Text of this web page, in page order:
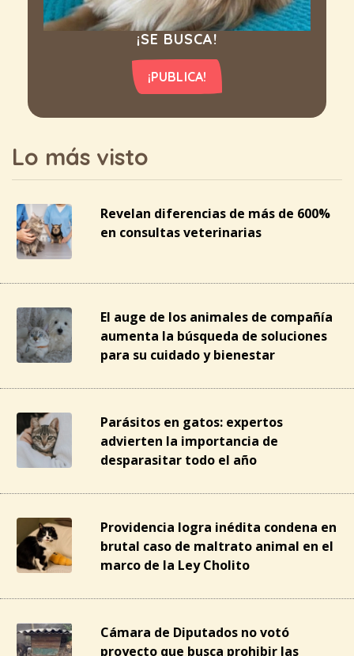
¡SE BUSCA!
¡PUBLICA!
Lo más visto
Revelan diferencias de más de 600%
en consultas veterinarias
El auge de los animales de compañía
aumenta la búsqueda de soluciones
para su cuidado y bienestar
Parásitos en gatos: expertos
advierten la importancia de
desparasitar todo el año
Providencia logra inédita condena en
brutal caso de maltrato animal en el
marco de la Ley Cholito
Cámara de Diputados no votó
proyecto que busca prohibir las